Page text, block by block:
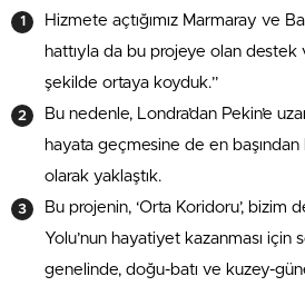
Hizmete açtığımız Marmaray ve
hattıyla da bu projeye olan destek
şekilde ortaya koyduk.”
Bu nedenle, Londra’dan Pekin’e
hayata geçmesine de en
olarak yaklaştık.
Bu projenin, ‘Orta Koridoru’, bizim
Yolu’nun hayatiyet kazanması
genelinde, doğu-batı ve kuzey-